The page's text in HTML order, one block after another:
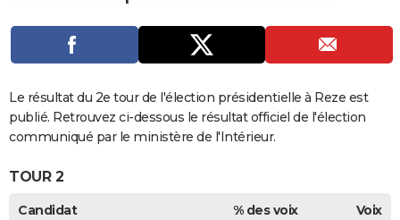
DICTIONNAIRE
Dictionnaire
Biographies
Expressions
Proverbes
PROGRAMME TV
COPAINS D'AVANT
Se connecter
Collèges
Universités
Entreprises
Service militaire
Avis de recherche
AVIS DE DÉCÈS
FORUM
Bricolage
Culture
Television
Voyage
Le résultat du 2e tour de l'élection présidentielle à Reze est
publié. Retrouvez ci-dessous le résultat officiel de l'élection
communiqué par le ministère de l'Intérieur.
TOUR 2
Candidat % des voix
Voix